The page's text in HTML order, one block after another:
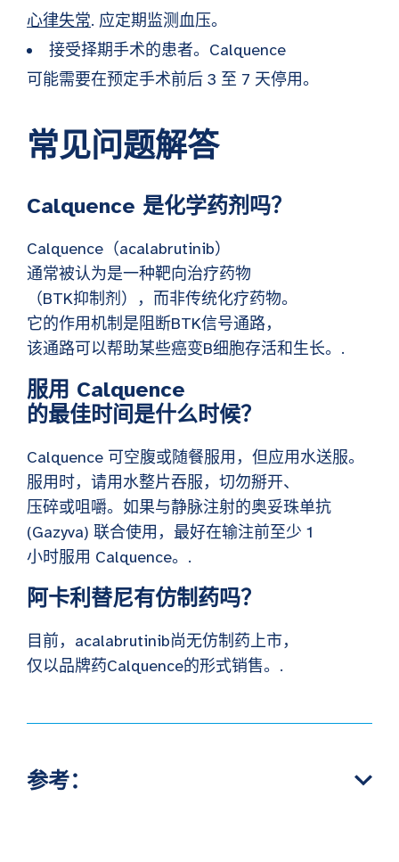
心律失常. 应定期监测血压。
接受择期手术的患者。Calquence
可能需要在预定手术前后 3 至 7 天停用。
常见问题解答
Calquence 是化学药剂吗？
Calquence（acalabrutinib）
通常被认为是一种靶向治疗药物
（BTK抑制剂），而非传统化疗药物。
它的作用机制是阻断BTK信号通路，
该通路可以帮助某些癌变B细胞存活和生长。.
服用 Calquence
的最佳时间是什么时候？
Calquence 可空腹或随餐服用，但应用水送服。
服用时，请用水整片吞服，切勿掰开、
压碎或咀嚼。如果与静脉注射的奥妥珠单抗
(Gazyva) 联合使用，最好在输注前至少 1
小时服用 Calquence。.
阿卡利替尼有仿制药吗？
目前，acalabrutinib尚无仿制药上市，
仅以品牌药Calquence的形式销售。.
参考：